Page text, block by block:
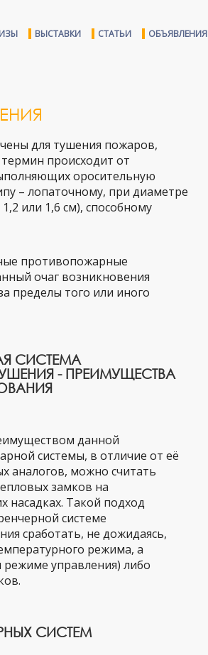
ВЫСТАВКИ СТАТЬИ ОБЪЯВЛЕНИЯ
для тушения пожаров,
происходит от
оросительную
– лопаточному, при диаметре
или 1,6 см), способному
противопожарные
очаг возникновения
пределы того или иного
СИСТЕМА
- ПРЕИМУЩЕСТВА
данной
системы, в отличие от её
аналогов, можно считать
замков на
насадках. Такой подход
системе
сработать, не дожидаясь,
режима, а
управления) либо
СИСТЕМ